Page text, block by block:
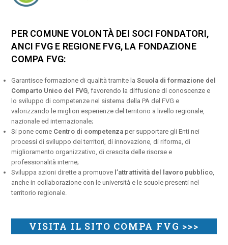
PER COMUNE VOLONTÀ DEI SOCI FONDATORI,
ANCI FVG E REGIONE FVG, LA FONDAZIONE
COMPA FVG:
Garantisce formazione di qualità tramite laScuola di formazione del
Comparto Unico del FVG , favorendo la diffusione di conoscenze e
lo sviluppo di competenze nel sistema della PA del FVG e
valorizzando le migliori esperienze del territorio a livello regionale,
nazionale ed internazionale;
Si pone come Centro di competenza per supportare gli Enti nei
processi di sviluppo dei territori, di innovazione, di riforma, di
miglioramento organizzativo, di crescita delle risorse e
professionalità interne;
Sviluppa azioni dirette a promuove l’attrattività del lavoro pubblico
anche in collaborazione con le università e le scuole presenti nel
territorio regionale.
VISITA IL SITO COMPA FVG >>>